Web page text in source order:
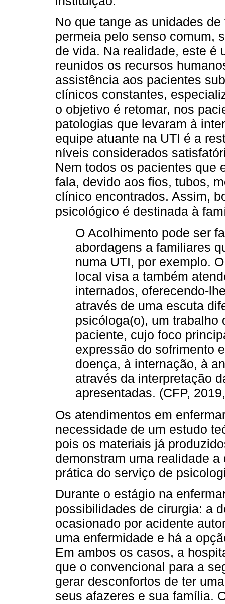
No que tange as unidades
permeia pelo senso comum,
de vida. Na realidade, este é
reunidos os recursos
assistência aos pacientes
clínicos constantes,
o objetivo é retomar, nos
patologias que levaram à
equipe atuante na UTI é a
níveis considerados
Nem todos os pacientes que
fala, devido aos fios, tubos,
clínico encontrados. Assim,
psicológico é destinada à
O Acolhimento pode ser
abordagens a familiares
numa UTI, por exemplo.
local visa a também
internados, oferecendo-
através de uma escuta
psicóloga(o), um
paciente, cujo foco
expressão do sofrimento
doença, à internação, à
através da interpretação
apresentadas. (CFP,
Os atendimentos em
necessidade de um estudo
pois os materiais já
demonstram uma realidade
prática do serviço de
Durante o estágio na
possibilidades de cirurgia: a
ocasionado por acidente
uma enfermidade e há a
Em ambos os casos, a
que o convencional para a
gerar desconfortos de ter
seus afazeres e sua família.